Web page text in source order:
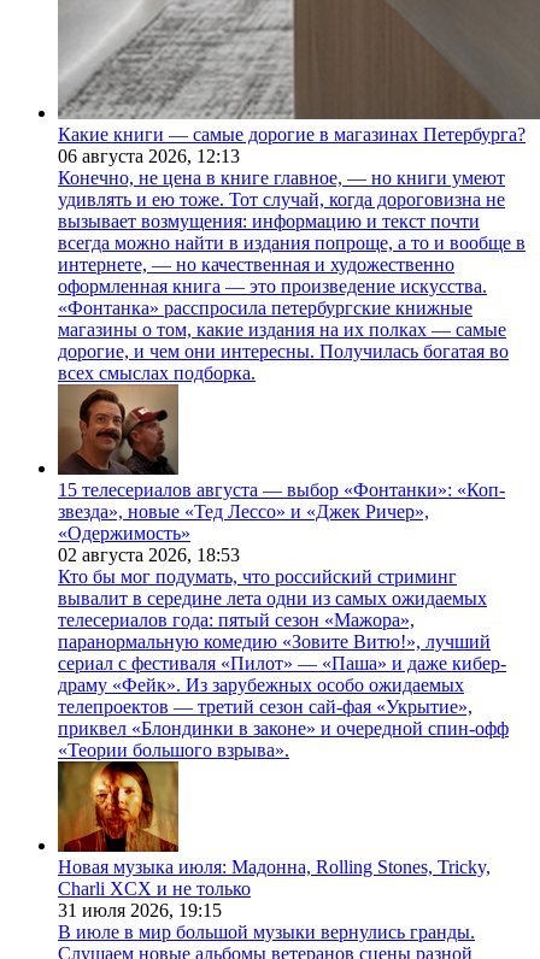
Какие книги — самые дорогие в магазинах Петербурга?
06 августа 2026, 12:13
Конечно, не цена в книге главное, — но книги умеют
удивлять и ею тоже. Тот случай, когда дороговизна не
вызывает возмущения: информацию и текст почти
всегда можно найти в издания попроще, а то и вообще в
интернете, — но качественная и художественно
оформленная книга — это произведение искусства.
«Фонтанка» расспросила петербургские книжные
магазины о том, какие издания на их полках — самые
дорогие, и чем они интересны. Получилась богатая во
всех смыслах подборка.
15 телесериалов августа — выбор «Фонтанки»: «Коп-
звезда», новые «Тед Лессо» и «Джек Ричер»,
«Одержимость»
02 августа 2026, 18:53
Кто бы мог подумать, что российский стриминг
вывалит в середине лета одни из самых ожидаемых
телесериалов года: пятый сезон «Мажора»,
паранормальную комедию «Зовите Витю!», лучший
сериал с фестиваля «Пилот» — «Паша» и даже кибер-
драму «Фейк». Из зарубежных особо ожидаемых
телепроектов — третий сезон сай-фая «Укрытие»,
приквел «Блондинки в законе» и очередной спин-офф
«Теории большого взрыва».
Новая музыка июля: Мадонна, Rolling Stones, Tricky,
Charli XCX и не только
31 июля 2026, 19:15
В июле в мир большой музыки вернулись гранды.
Слушаем новые альбомы ветеранов сцены разной